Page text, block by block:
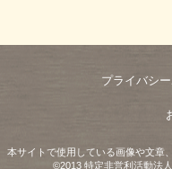
プライバシ
本サイトで使用している画像や文
©2013 特定非営利活動法